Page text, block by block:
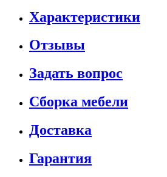
Характеристики
Отзывы
Задать вопрос
Сборка мебели
Доставка
Гарантия